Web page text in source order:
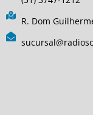
R. Dom